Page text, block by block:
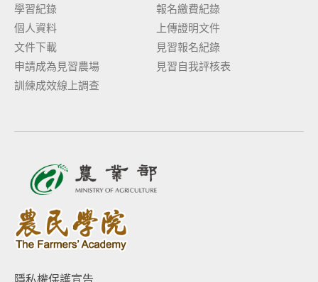
學習紀錄
報名繳費紀錄
個人資料
上傳證明文件
文件下載
見習報名紀錄
申請成為見習農場
見習自我評核表
訓練成效線上調查
隱私權保護宣告